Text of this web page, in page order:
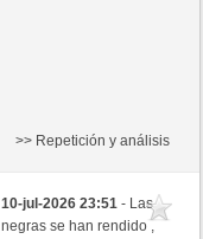
>> Repetición y análisis
10-jul-2026 23:51- Las
negras se han rendido ,